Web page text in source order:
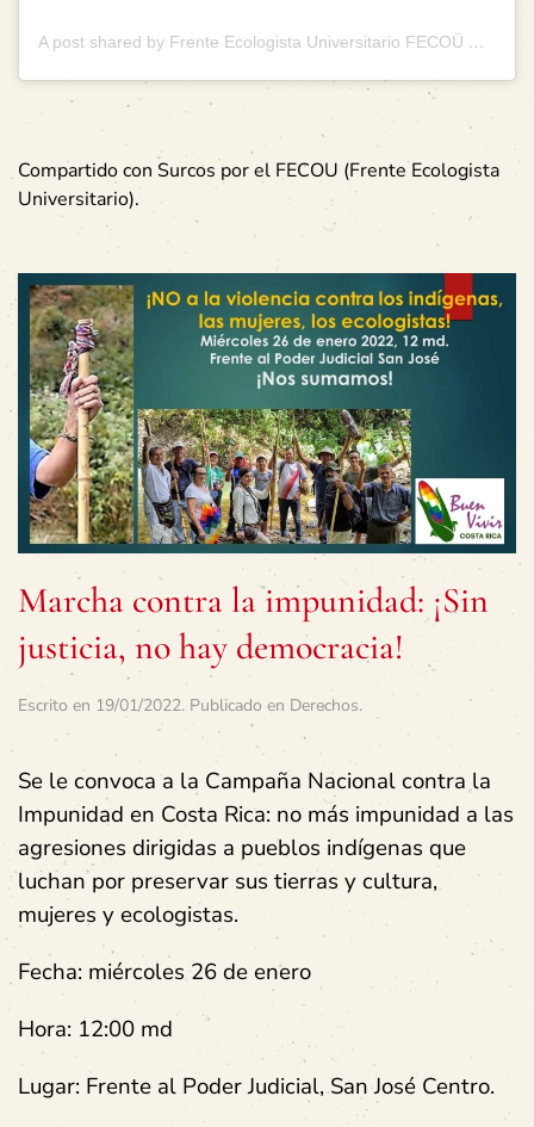
A post shared by Frente Ecologista Universitario FECOÜ UCR
Compartido con Surcos por el FECOU (Frente Ecologista
Universitario).
Marcha contra la impunidad: ¡Sin
justicia, no hay democracia!
Escrito en 19/01/2022. Publicado en Derechos.
Se le convoca a la Campaña Nacional contra la
Impunidad en Costa Rica: no más impunidad a las
agresiones dirigidas a pueblos indígenas que
luchan por preservar sus tierras y cultura,
mujeres y ecologistas.
Fecha: miércoles 26 de enero
Hora: 12:00 md
Lugar: Frente al Poder Judicial, San José Centro.